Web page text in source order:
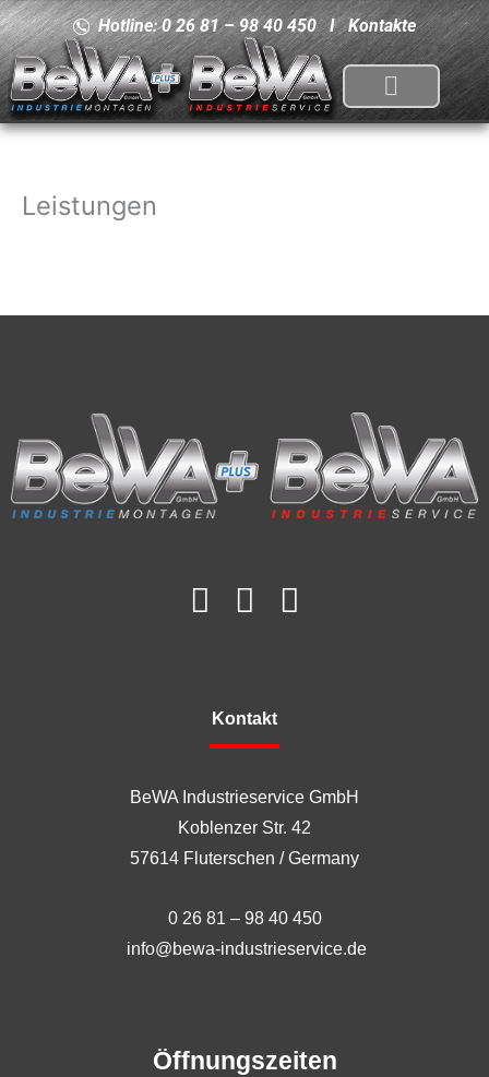
Zum
Inhalt
springen
Hotline: 0 26 81 – 98 40 450 IKontakte
Leistungen
Kontakt
BeWA Industrieservice GmbH
Koblenzer Str. 42
57614 Fluterschen / Germany
0 26 81 – 98 40 450
info@bewa-industrieservice.de
Öffnungszeiten